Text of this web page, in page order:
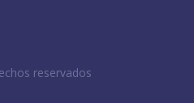
reservados